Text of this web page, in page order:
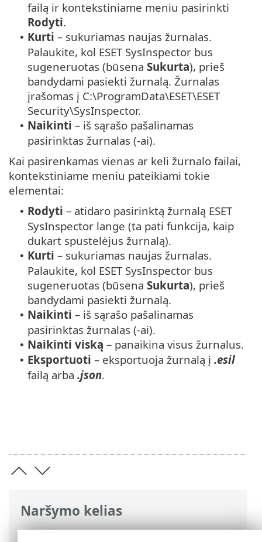
Naršymo kelias
ESET interneto žinynas>ESET NOD32
failą ir kontekstiniame meniu pasirinkti
Rodyti.
• Kurti – sukuriamas naujas žurnalas.
Palaukite, kol ESET SysInspector bus
sugeneruotas (būsena Sukurta), prieš
bandydami pasiekti žurnalą. Žurnalas
įrašomas į C:\ProgramData\ESET\ESET
Security\SysInspector.
• Naikinti – iš sąrašo pašalinamas
pasirinktas žurnalas (-ai).
Kai pasirenkamas vienas ar keli žurnalo failai,
kontekstiniame meniu pateikiami tokie
elementai:
• Rodyti – atidaro pasirinktą žurnalą ESET
SysInspector lange (ta pati funkcija, kaip
dukart spustelėjus žurnalą).
• Kurti – sukuriamas naujas žurnalas.
Palaukite, kol ESET SysInspector bus
sugeneruotas (būsena Sukurta), prieš
bandydami pasiekti žurnalą.
• Naikinti – iš sąrašo pašalinamas
pasirinktas žurnalas (-ai).
• Naikinti viską – panaikina visus žurnalus.
• Eksportuoti – eksportuoja žurnalą į .esil
failą arba .json.